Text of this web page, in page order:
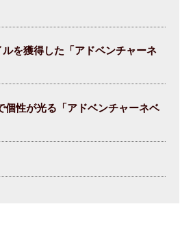
を獲得した「アドベンチャーネ
個性が光る「アドベンチャーネベ